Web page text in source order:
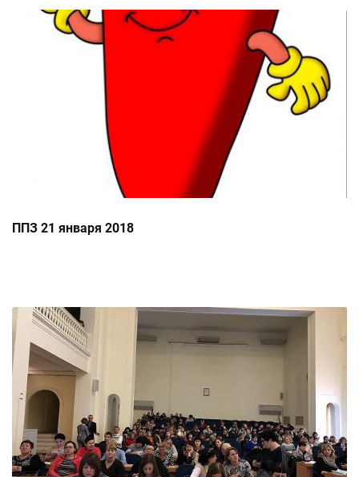
ППЗ 21 января 2018